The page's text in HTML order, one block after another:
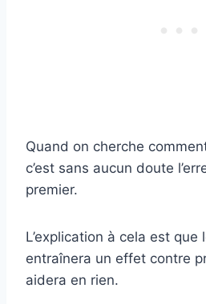
Quand on cherche
c’est sans aucun doute
premier.
L’explication à cela est que
entraînera un effet contre
aidera en rien.